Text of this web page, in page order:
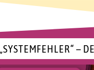
„SYSTEMFEHLER“ –